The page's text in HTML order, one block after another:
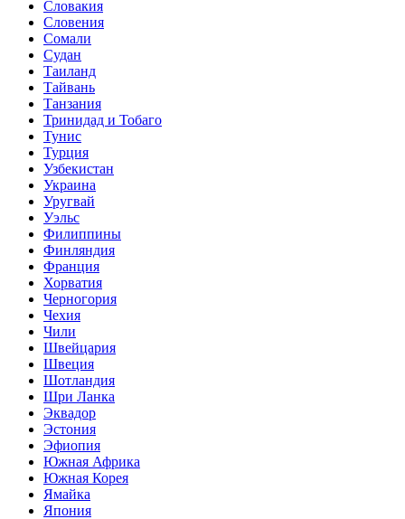
Словакия
Словения
Сомали
Судан
Таиланд
Тайвань
Танзания
Тринидад и Тобаго
Тунис
Турция
Узбекистан
Украина
Уругвай
Уэльс
Филиппины
Финляндия
Франция
Хорватия
Черногория
Чехия
Чили
Швейцария
Швеция
Шотландия
Шри Ланка
Эквадор
Эстония
Эфиопия
Южная Африка
Южная Корея
Ямайка
Япония